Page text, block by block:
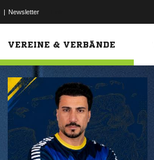
| Newsletter
VEREINE & VERBÄNDE